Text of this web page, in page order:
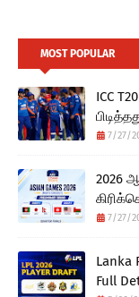
MOST POPULAR
ICC
7/27/
2026
7/27/
Lanka
Full